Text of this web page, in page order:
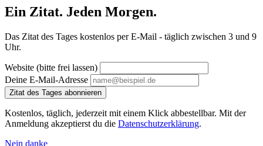
Ein Zitat. Jeden Morgen.
Das Zitat des Tages kostenlos per E-Mail - täglich zwischen 3 und 9
Uhr.
Website (bitte frei lassen)
Deine E-Mail-Adresse
Zitat des Tages abonnieren
Kostenlos, täglich, jederzeit mit einem Klick abbestellbar. Mit der
Anmeldung akzeptierst du die Datenschutzerklärung.
Nein danke